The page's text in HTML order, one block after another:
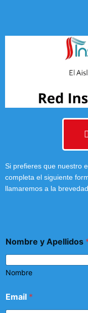
Si prefieres que nuestro
completa el siguiente
llamaremos a la brevedad.
Nombre y Apellidos
Nombre
Email *